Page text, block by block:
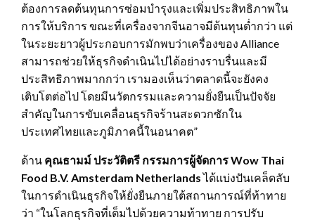
ต้องการลดต้นทุนการซ่อมบำรุงและเพิ่มประสิทธิภาพใน
การให้บริการ ขณะที่เครื่องจากจีนอาจมีต้นทุนต่ำกว่า แต่
ในระยะยาวผู้ประกอบการมักพบว่าเครื่องของ Alliance
สามารถช่วยให้ธุรกิจดำเนินไปได้อย่างราบรื่นและมี
ประสิทธิภาพมากกว่า เรามองเห็นว่าตลาดนี้จะยังคง
เติบโตต่อไป โดยมีนวัตกรรมและความยั่งยืนเป็นปัจจัย
สำคัญในการขับเคลื่อนธุรกิจร้านสะดวกซักใน
ประเทศไทยและภูมิภาคนี้ในอนาคต”
ด้าน คุณธามม์ ประวัติตรี กรรมการผู้จัดการWow Thai
Food B.V. Amsterdam Netherlandsได้แบ่งปันเคล็ดลับ
ในการดำเนินธุรกิจให้ยั่งยืนภายใต้สถานการณ์ที่ท้าทาย
ว่า “ในโลกธุรกิจที่เต็มไปด้วยความท้าทาย การปรับ